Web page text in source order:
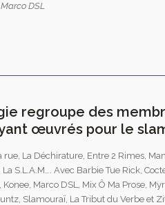
DSL
regroupe des
œuvrés pour le
rue, La Déchirature, Entre 2 Rimes,
S.L.A.M…. Avec Barbie Tue Rick,
Marco DSL, Mix Ô Ma Prose,
Slamouraï, La Tribut du Verbe et